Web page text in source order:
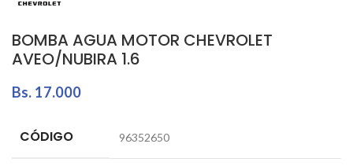
BOMBA AGUA MOTOR CHEVROLET
AVEO/NUBIRA 1.6
Bs. 17.000
CÓDIGO 96352650